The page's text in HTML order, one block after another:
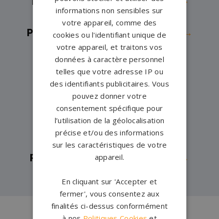
Méline→
Pompes funèbres -Fougerolles→
Pompes funèbres -Gray→
Pompes funèbres -Gy→
Pompes funèbres -
Hericourt→
Pompes funèbres -Jussey→
Pompes funèbres -Port-sur-
Saône→
Pompes funèbres - Vesoul→
Pompes funèbres -
Villersexel→
informations non sensibles sur
votre appareil, comme des
cookies ou l'identifiant unique de
votre appareil, et traitons vos
données à caractère personnel
telles que votre adresse IP ou
des identifiants publicitaires. Vous
pouvez donner votre
consentement spécifique pour
l’utilisation de la géolocalisation
précise et/ou des informations
sur les caractéristiques de votre
appareil.
En cliquant sur 'Accepter et
fermer', vous consentez aux
finalités ci-dessus conformément